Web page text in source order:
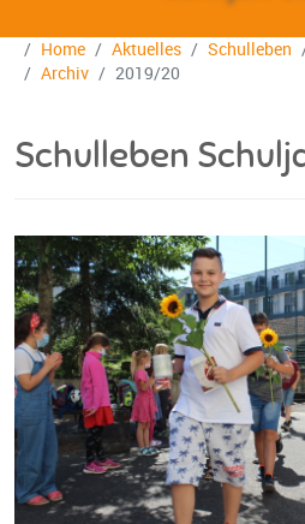
Home Aktuelles Schulleben
Archiv
2019/20
Schulleben